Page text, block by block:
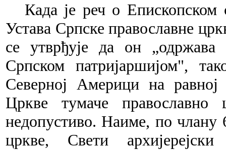
Када је реч о Епископском
Устава Српске православне
се утврђује да он „одржава
Српском патријаршијом",
Северној Америци на
Цркве тумаче
недопустиво. Наиме, по члану
цркве, Свети